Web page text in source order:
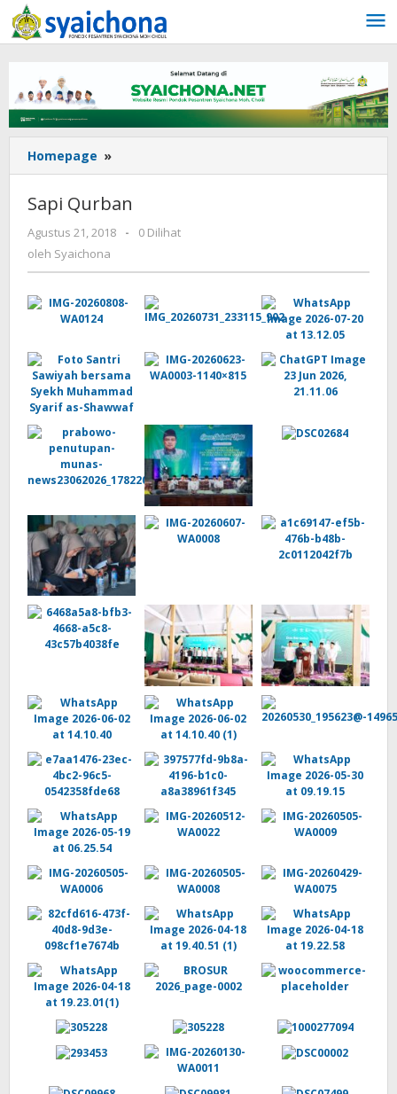
Lewati
ke
konten
Homepage »
Qurban
Sapi Qurban
Agustus 21, 2018
oleh
-
0 Dilihat
oleh Syaichona